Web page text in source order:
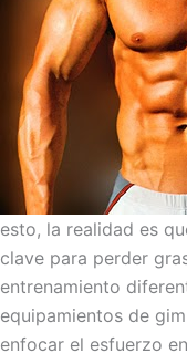
esto, la realidad es
clave para perder
entrenamiento
equipamientos de
enfocar el esfuerzo